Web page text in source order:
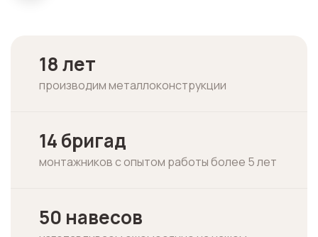
18 лет
производим металлоконструкции
14 бригад
монтажников с опытом работы более 5 лет
50 навесов